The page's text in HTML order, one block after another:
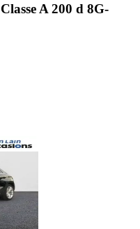
Classe A 200 d 8G-